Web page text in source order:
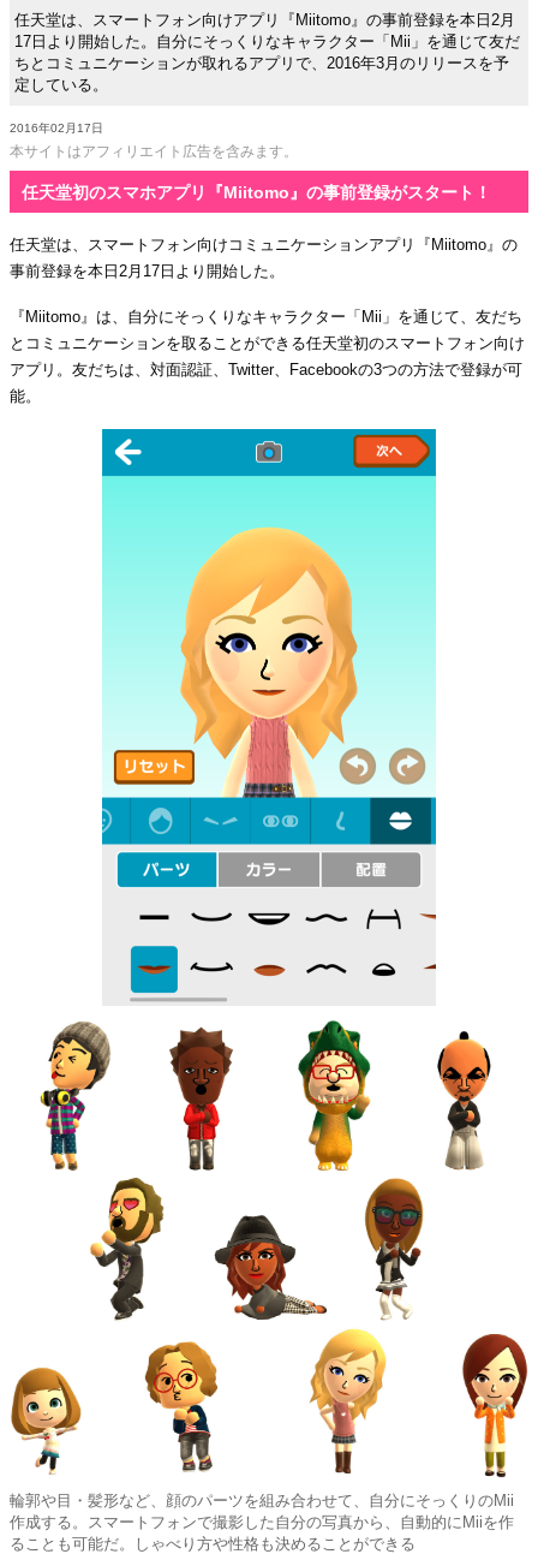
任天堂は、スマートフォン向けアプリ『Miitomo』の事前登録を本日2月
17日より開始した。自分にそっくりなキャラクター「Mii」を通じて友だ
ちとコミュニケーションが取れるアプリで、2016年3月のリリースを予
定している。
2016年02月17日
本サイトはアフィリエイト広告を含みます。
任天堂初のスマホアプリ『Miitomo』の事前登録がスタート！
任天堂は、スマートフォン向けコミュニケーションアプリ『Miitomo』の
事前登録を本日2月17日より開始した。
『Miitomo』は、自分にそっくりなキャラクター「Mii」を通じて、友だち
とコミュニケーションを取ることができる任天堂初のスマートフォン向け
アプリ。友だちは、対面認証、Twitter、Facebookの3つの方法で登録が可
能。
輪郭や目・髪形など、顔のパーツを組み合わせて、自分にそっくりのMii
作成する。スマートフォンで撮影した自分の写真から、自動的にMiiを作
ることも可能だ。しゃべり方や性格も決めることができる